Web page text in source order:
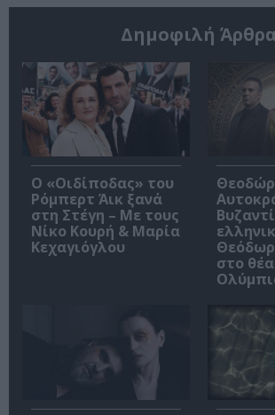
Δημοφιλή
O «Οιδίποδας» του
Ρόμπερτ Άικ ξανά
στη Στέγη – Με τους
Νίκο Κουρή & Μαρία
Κεχαγιόγλου
στο